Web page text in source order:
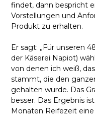
findet, dann bespricht
Vorstellungen und
Produkt zu erhalten.
Er sagt: „Für unseren
der Käserei Napiot)
von denen ich weiß,
stammt, die den
gehalten wurde. Das
besser. Das Ergebnis
Monaten Reifezeit